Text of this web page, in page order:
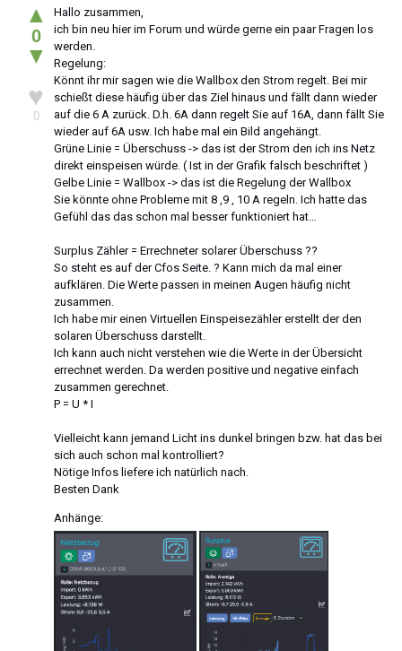
▲
0
▼
♥
0
Hallo zusammen,
ich bin neu hier im Forum und würde gerne ein paar Fragen los
werden.
Regelung:
Könnt ihr mir sagen wie die Wallbox den Strom regelt. Bei mir
schießt diese häufig über das Ziel hinaus und fällt dann wieder
auf die 6 A zurück. D.h. 6A dann regelt Sie auf 16A, dann fällt Sie
wieder auf 6A usw. Ich habe mal ein Bild angehängt.
Grüne Linie = Überschuss -> das ist der Strom den ich ins Netz
direkt einspeisen würde. ( Ist in der Grafik falsch beschriftet )
Gelbe Linie = Wallbox -> das ist die Regelung der Wallbox
Sie könnte ohne Probleme mit 8 ,9 , 10 A regeln. Ich hatte das
Gefühl das das schon mal besser funktioniert hat…
Surplus Zähler = Errechneter solarer Überschuss ??
So steht es auf der Cfos Seite. ? Kann mich da mal einer
aufklären. Die Werte passen in meinen Augen häufig nicht
zusammen.
Ich habe mir einen Virtuellen Einspeisezähler erstellt der den
solaren Überschuss darstellt.
Ich kann auch nicht verstehen wie die Werte in der Übersicht
errechnet werden. Da werden positive und negative einfach
zusammen gerechnet.
P = U * I
Vielleicht kann jemand Licht ins dunkel bringen bzw. hat das bei
sich auch schon mal kontrolliert?
Nötige Infos liefere ich natürlich nach.
Besten Dank
Anhänge: